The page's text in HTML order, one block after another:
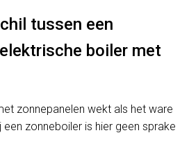
tussen een
boiler met
zonnepanelen wekt als het ware
zonneboiler is hier geen sprake